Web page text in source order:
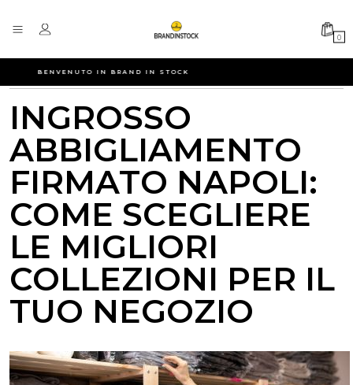
BENVENUTO IN BRAND IN STOCK
0
INGROSSO
ABBIGLIAMENTO
FIRMATO NAPOLI:
COME SCEGLIERE
LE MIGLIORI
COLLEZIONI PER IL
TUO NEGOZIO